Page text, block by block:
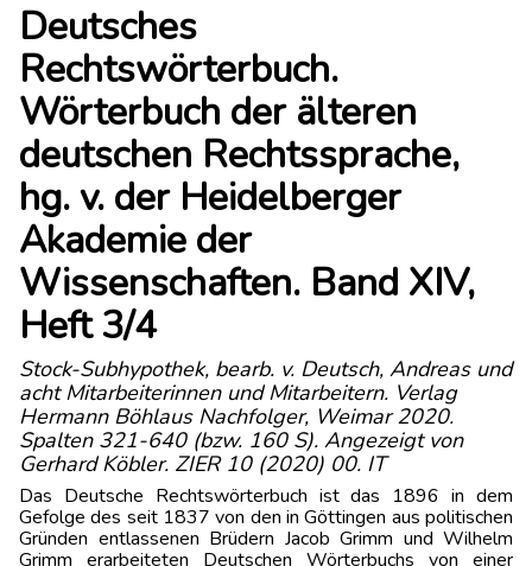
Deutsches
Rechtswörterbuch.
Wörterbuch der älteren
deutschen Rechtssprache,
hg. v. der Heidelberger
Akademie der
Wissenschaften. Band XIV,
Heft 3/4
Stock-Subhypothek, bearb. v. Deutsch, Andreas und
acht Mitarbeiterinnen und Mitarbeitern. Verlag
Hermann Böhlaus Nachfolger, Weimar 2020.
Spalten 321-640 (bzw. 160 S). Angezeigt von
Gerhard Köbler. ZIER 10 (2020) 00. IT
Das Deutsche Rechtswörterbuch ist das 1896 in dem
Gefolge des seit 1837 von den in Göttingen aus politischen
Gründen entlassenen Brüdern Jacob Grimm und Wilhelm
Grimm erarbeiteten Deutschen Wörterbuchs von einer